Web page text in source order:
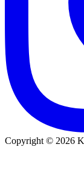
Copyright © 2026